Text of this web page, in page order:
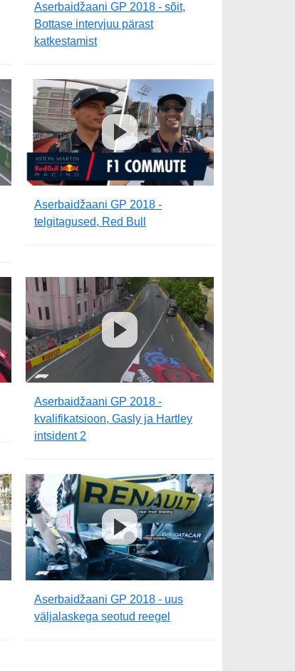
Aserbaidžaani GP 2018 - sõit,
Bottase intervjuu pärast
katkestamist
Aserbaidžaani GP 2018 -
telgitagused, Red Bull
Aserbaidžaani GP 2018 -
kvalifikatsioon, Gasly ja Hartley
intsident 2
Aserbaidžaani GP 2018 - uus
väljalaskega seotud reegel